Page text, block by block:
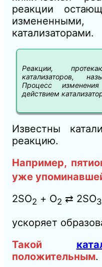
реакции
катализаторами.
Реакции,
катализаторов,
Процесс
действием
Известны
реакцию.
Например,
уже
2SO2 + О2 ⇄ 2SO3
ускоряет
Такой
положительным.